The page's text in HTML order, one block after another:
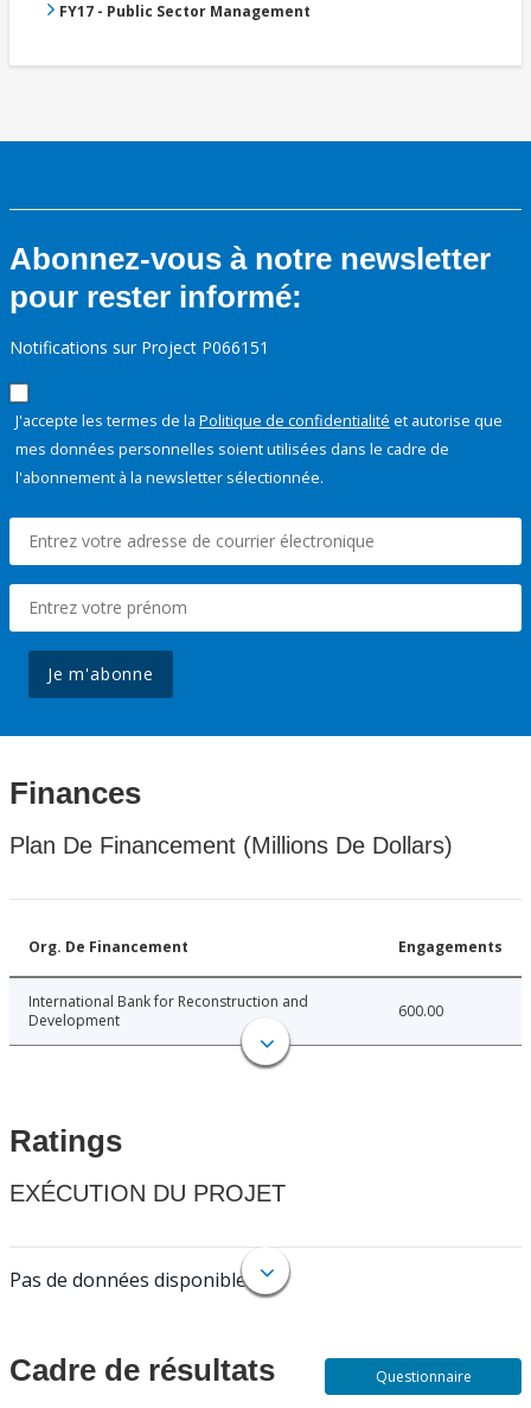
FY17 - Public Sector Management
Abonnez-vous à notre newsletter
pour rester informé:
Notifications sur Project P066151
J'accepte les termes de la Politique de confidentialité et autorise que
mes données personnelles soient utilisées dans le cadre de
l'abonnement à la newsletter sélectionnée.
Je m'abonne
Finances
Plan De Financement (Millions De Dollars)
Org. De Financement Engagements
International Bank for Reconstruction and
Development
600.00
Ratings
EXÉCUTION DU PROJET
Pas de données disponibles.
Cadre de résultats Questionnaire